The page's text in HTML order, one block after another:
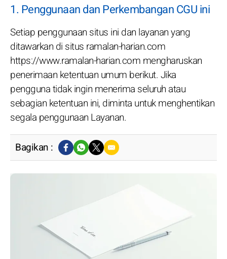
1. Penggunaan dan Perkembangan CGU ini
Setiap penggunaan situs ini dan layanan yang
ditawarkan di situs ramalan-harian.com
https://www.ramalan-harian.com mengharuskan
penerimaan ketentuan umum berikut. Jika
pengguna tidak ingin menerima seluruh atau
sebagian ketentuan ini, diminta untuk menghentikan
segala penggunaan Layanan.
Bagikan :